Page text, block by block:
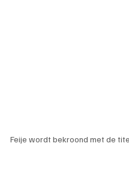
Feije wordt bekroond met de